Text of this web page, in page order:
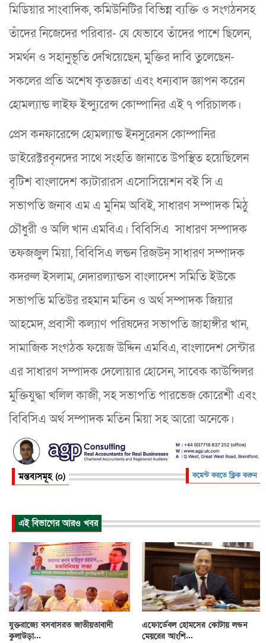
মিডিয়ার সাংবাদিক, কমিউনিটির বিভিন্ন ব্যক্তি ও সংগঠনসহ
তাঁদের নিজেদের পরিবার- যে যেভাবে তাঁদের পাশে ছিলেন,
সমর্থন ও সহানুভূতি দেখিয়েছেন, মুক্তির দাবি তুলেছেন-
সকলের প্রতি অশেষ কৃতজ্ঞতা এবং ধন্যবাদ জ্ঞাপন করেন
হোমল্যান্ড লাইফ ইন্স্যুরেন্স কোম্পানির এই ৭ পরিচালক।
প্রেস কনফারেন্সে হোমল্যান্ড ইনসুরেনস কোম্পানির
ডাইরেক্টরবৃনদের সাথে সংহতি জানাতে উপস্থিত হয়েছিলেন
বৃটিশ বাংলাদেশ ক্যটারারস এসোসিয়েশন বই সি এ
সভাপতি জনাব এম এ মুনিম অবিই, সাধারণ সম্পাদক মিঠু
চৌধুরী ও অলি খান এমবিএ। বিবিসিএ সাধারণ সম্পাদক
তফজজুল মিয়া, বিবিসিএ লন্ডন রিজউন্ সাধারণ সম্পাদক
কদরুল ইসলাম, নেদারল্যান্ডস বাংলাদেশ সমিতি ইউকে
সভাপতি মতিউর রহমান মতিন ও অর্থ সম্পাদক জিয়ার
আহমেদ, প্রবাসী কল্যাণ পরিষদের সভাপতি জাহাঙ্গীর খান,
সামাজিক সংগঠক ফয়েজ উদ্দিন এমবিএ, বাংলাদেশ সেন্টার
এর সাধারণ সম্পাদক দেলোয়ার হোসেন, সাবেক কাউন্সিলর
মুক্তিযুদ্ধা খলিল কাজী, সহ সভাপতি পারভেজ কোরেশী এবং
বিবিসিএ অর্থ সম্পাদক মতিন মিয়া সহ আরো অনেকে।
মন্তব্যসমূহ (০) কমেন্ট করতে ক্লিক করুন
এই বিভাগের আরও খবর
যুক্তরাজ্যে বসবাসরত জাতীয়তাবাদী
কুলাউড়া...
এফোর্ডেবল হোমসের কোটায় লন্ডন
মেয়রের আংশি...